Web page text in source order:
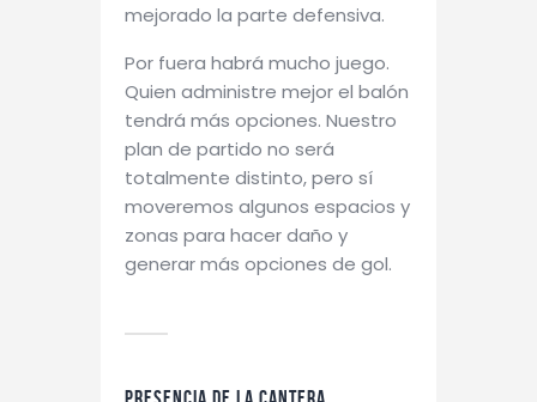
mejorado la parte defensiva.
Por fuera habrá mucho juego.
Quien administre mejor el balón
tendrá más opciones. Nuestro
plan de partido no será
totalmente distinto, pero sí
moveremos algunos espacios y
zonas para hacer daño y
generar más opciones de gol.